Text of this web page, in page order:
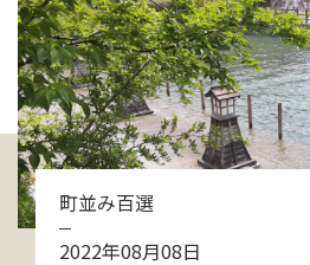
新着情報
会社情報
お問い
町並み百選
2022年08月08日